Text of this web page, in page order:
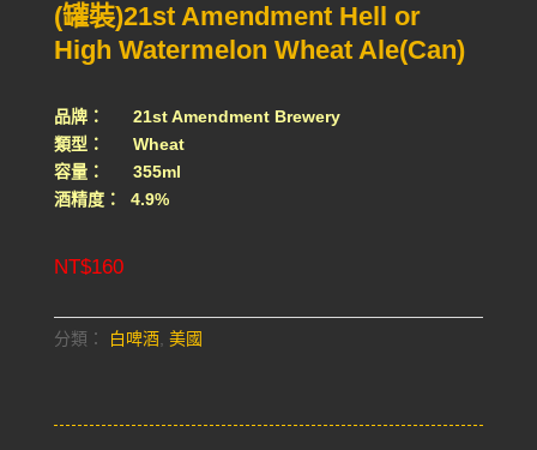
(罐裝)21st Amendment Hell or
High Watermelon Wheat Ale(Can)
品牌： 21st Amendment Brewery
類型： Wheat
容量： 355ml
酒精度： 4.9%
NT$160
分類： 白啤酒, 美國